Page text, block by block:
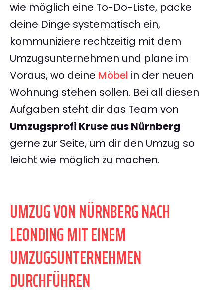
wie möglich eine To-Do-Liste, packe
deine Dinge systematisch ein,
kommuniziere rechtzeitig mit dem
Umzugsunternehmen und plane im
Voraus, wo deine Möbel in der neuen
Wohnung stehen sollen. Bei all diesen
Aufgaben steht dir das Team von
Umzugsprofi Kruse aus Nürnberg
gerne zur Seite, um dir den Umzug so
leicht wie möglich zu machen.
UMZUG VON NÜRNBERG NACH
LEONDING MIT EINEM
UMZUGSUNTERNEHMEN
DURCHFÜHREN